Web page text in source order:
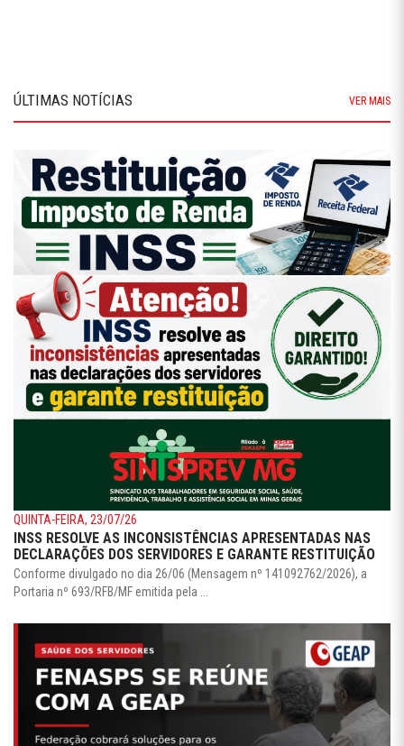
ÚLTIMAS NOTÍCIAS VER MAIS
QUINTA-FEIRA, 23/07/26
INSS RESOLVE AS INCONSISTÊNCIAS APRESENTADAS NAS
DECLARAÇÕES DOS SERVIDORES E GARANTE RESTITUIÇÃO
Conforme divulgado no dia 26/06 (Mensagem nº 141092762/2026), a
Portaria nº 693/RFB/MF emitida pela ...